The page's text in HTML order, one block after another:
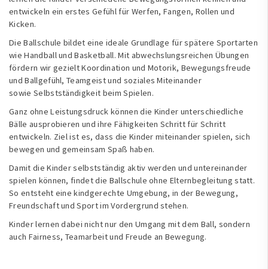
entwickeln ein erstes Gefühl für Werfen, Fangen, Rollen und
Kicken.
Die Ballschule bildet eine ideale Grundlage für spätere Sportarten
wie Handball und Basketball. Mit abwechslungsreichen Übungen
fördern wir gezielt Koordination und Motorik, Bewegungsfreude
und Ballgefühl, Teamgeist und soziales Miteinander
sowie Selbstständigkeit beim Spielen.
Ganz ohne Leistungsdruck können die Kinder unterschiedliche
Bälle ausprobieren und ihre Fähigkeiten Schritt für Schritt
entwickeln. Ziel ist es, dass die Kinder miteinander spielen, sich
bewegen und gemeinsam Spaß haben.
Damit die Kinder selbstständig aktiv werden und untereinander
spielen können, findet die Ballschule ohne Elternbegleitung statt.
So entsteht eine kindgerechte Umgebung, in der Bewegung,
Freundschaft und Sport im Vordergrund stehen.
Kinder lernen dabei nicht nur den Umgang mit dem Ball, sondern
auch Fairness, Teamarbeit und Freude an Bewegung.